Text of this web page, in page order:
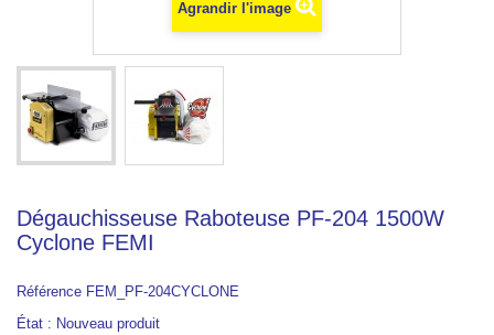
Agrandir l'image
Dégauchisseuse Raboteuse PF-204 1500W
Cyclone FEMI
Référence FEM_PF-204CYCLONE
État : Nouveau produit